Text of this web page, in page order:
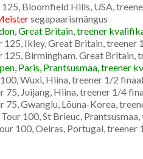
Bloomfield Hills, USA,
segapaarismängus
Great Britain, treener
125, Ikley, Great Britain, treener
125, Birmingham, Great Britain,
Paris, Prantsusmaa, treener
Wuxi, Hiina, treener 1/2 finaal
75, Juijang, Hiina, treener 1/4
75, Gwanglu, Lõuna-Korea,
100, St Brieuc,
100, Oeiras, Portugal, treener